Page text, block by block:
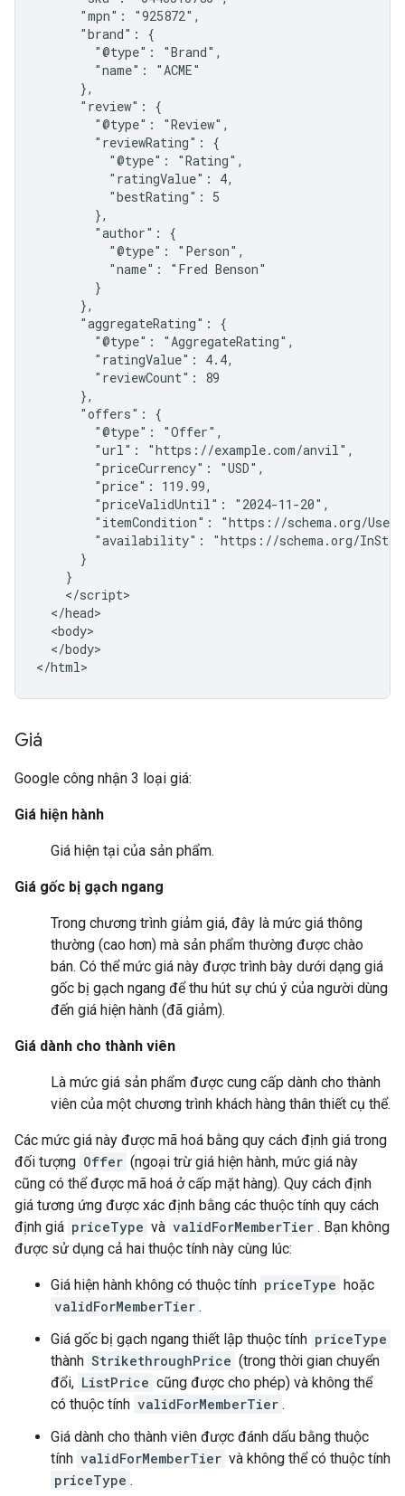
      "mpn": "925872",
      "brand": {
        "@type": "Brand",
        "name": "ACME"
      },
      "review": {
        "@type": "Review",
        "reviewRating": {
          "@type": "Rating",
          "ratingValue": 4,
          "bestRating": 5
        },
        "author": {
          "@type": "Person",
          "name": "Fred Benson"
        }
      },
      "aggregateRating": {
        "@type": "AggregateRating",
        "ratingValue": 4.4,
        "reviewCount": 89
      },
      "offers": {
        "@type": "Offer",
        "url": "https://example.com/anvil",
        "priceCurrency": "USD",
        "price": 119.99,
        "priceValidUntil": "2024-11-20",
"itemCondition": "https://schema.org/
"availability": "https://schema.org/
      }
    }
    </script>
  </head>
  <body>
  </body>
</html>
Giá
Google công nhận 3 loại giá:
Giá hiện hành
Giá hiện tại của sản phẩm.
Giá gốc bị gạch ngang
Trong chương trình giảm giá, đây là mức giá thông
thường (cao hơn) mà sản phẩm thường được chào
bán. Có thể mức giá này được trình bày dưới dạng giá
gốc bị gạch ngang để thu hút sự chú ý của người dùng
đến giá hiện hành (đã giảm).
Giá dành cho thành viên
Là mức giá sản phẩm được cung cấp dành cho thành
viên của một chương trình khách hàng thân thiết cụ thể.
Các mức giá này được mã hoá bằng quy cách định giá trong
đối tượng Offer (ngoại trừ giá hiện hành, mức giá này
cũng có thể được mã hoá ở cấp mặt hàng). Quy cách định
giá tương ứng được xác định bằng các thuộc tính quy cách
định giá priceType và validForMemberTier . Bạn không
được sử dụng cả hai thuộc tính này cùng lúc:
Giá hiện hành không có thuộc tính priceType hoặc
validForMemberTier .
Giá gốc bị gạch ngang thiết lập thuộc tính priceType
thành StrikethroughPrice (trong thời gian chuyển
đổi, ListPrice cũng được cho phép) và không thể
có thuộc tính validForMemberTier .
Giá dành cho thành viên được đánh dấu bằng thuộc
tính validForMemberTier và không thể có thuộc tính
priceType .